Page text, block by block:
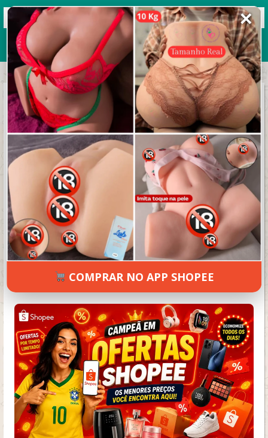
Grupos de WhatsApp 2026
+ Enviar grupo
Corinthians 2024
3.8/5 (36 avaliações)
✕
COMPRAR NO APP SHOPEE